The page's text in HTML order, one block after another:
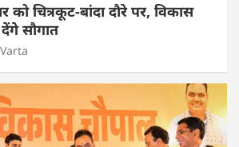
को चित्रकूट-बांदा दौरे पर, विकास
सौगात